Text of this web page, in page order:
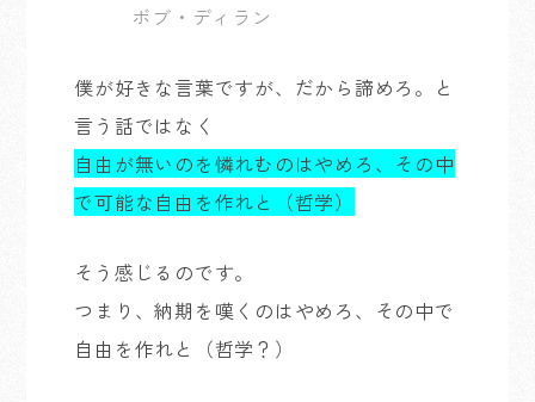
ボブ・ディラン
僕が好きな言葉ですが、だから諦めろ。と
言う話ではなく
自由が無いのを憐れむのはやめろ、その中
で可能な自由を作れと（哲学）
そう感じるのです。
つまり、納期を嘆くのはやめろ、その中で
自由を作れと（哲学？）